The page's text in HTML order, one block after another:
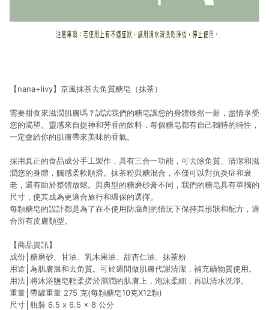
【nana+livy】京風抹茶去角質糖皂（抹茶）
需要甜食來滋潤肌膚嗎？試試我們的糖皂讓您的身體煥然一新，盡情享受
您的渴望。靈感來自提神和芳香的飲料，每個糖皂都有自己獨特的特性，
一定會給你的肌膚帶來美味的香氣。
採用真正的食品成分手工製作，具有三合一功能，可去除角質、清潔和滋
潤您的身體，觸感柔軟順滑。抹茶粉與糖混合，不僅可以對抗炎症和衰
老，還有助於整體放鬆。與典型的糖磨砂膏不同，我們的糖皂具有單獨的
尺寸，使其成為更適合旅行和環保的選擇。
每顆糖皂的設計都是為了在不使用防腐劑的情況下保持其形狀和配方，適
合所有皮膚類型。
【商品資訊】
成份│糖磨砂、甘油、乳木果油、甜杏仁油、抹茶粉
用途│為肌膚溫和去角質。可於週間做肌膚代謝清潔，補充礦物質使用。
用法│將沐浴鹽皂輕柔搓於濕潤的肌膚上，泡沫柔細，再以清水洗淨。
重量│帶罐重量 275 克(每顆糖皂10克X12顆)
尺寸│瓶裝 6.5 x 6.5 x 8 公分